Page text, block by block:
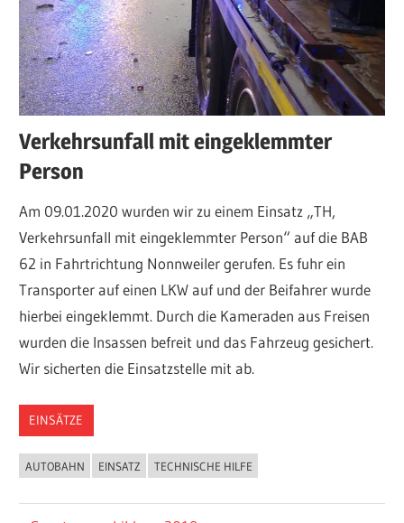
über
Einsätze,
Fahrzeuge,
Termine
und
sonstige
Aktivitäten.
Verkehrsunfall mit eingeklemmter
Person
Am 09.01.2020 wurden wir zu einem Einsatz „TH,
Verkehrsunfall mit eingeklemmter Person“ auf die BAB
62 in Fahrtrichtung Nonnweiler gerufen. Es fuhr ein
Transporter auf einen LKW auf und der Beifahrer wurde
hierbei eingeklemmt. Durch die Kameraden aus Freisen
wurden die Insassen befreit und das Fahrzeug gesichert.
Wir sicherten die Einsatzstelle mit ab.
EINSÄTZE
AUTOBAHN EINSATZ TECHNISCHE HILFE